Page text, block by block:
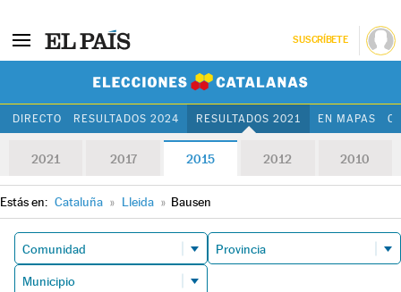
SUSCRÍBETE
DIRECTO RESULTADOS 2024 RESULTADOS 2021 EN MAPAS
2021 2017 2015 2012 2010
Estás en: Cataluña » Lleida » Bausen